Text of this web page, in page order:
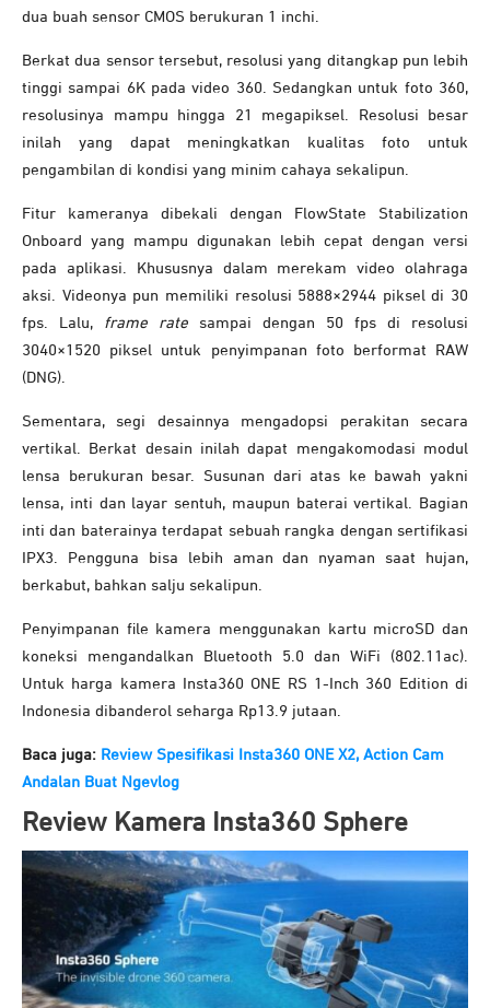
dua buah sensor CMOS berukuran 1 inchi.
Berkat dua sensor tersebut, resolusi yang ditangkap pun lebih
tinggi sampai 6K pada video 360. Sedangkan untuk foto 360,
resolusinya mampu hingga 21 megapiksel. Resolusi besar
inilah yang dapat meningkatkan kualitas foto untuk
pengambilan di kondisi yang minim cahaya sekalipun.
Fitur kameranya dibekali dengan FlowState Stabilization
Onboard yang mampu digunakan lebih cepat dengan versi
pada aplikasi. Khususnya dalam merekam video olahraga
aksi. Videonya pun memiliki resolusi 5888×2944 piksel di 30
fps. Lalu, frame rate sampai dengan 50 fps di resolusi
3040×1520 piksel untuk penyimpanan foto berformat RAW
(DNG).
Sementara, segi desainnya mengadopsi perakitan secara
vertikal. Berkat desain inilah dapat mengakomodasi modul
lensa berukuran besar. Susunan dari atas ke bawah yakni
lensa, inti dan layar sentuh, maupun baterai vertikal. Bagian
inti dan baterainya terdapat sebuah rangka dengan sertifikasi
IPX3. Pengguna bisa lebih aman dan nyaman saat hujan,
berkabut, bahkan salju sekalipun.
Penyimpanan file kamera menggunakan kartu microSD dan
koneksi mengandalkan Bluetooth 5.0 dan WiFi (802.11ac).
Untuk harga kamera Insta360 ONE RS 1-Inch 360 Edition di
Indonesia dibanderol seharga Rp13.9 jutaan.
Baca juga: Review Spesifikasi Insta360 ONE X2, Action Cam
Andalan Buat Ngevlog
Review Kamera Insta360 Sphere